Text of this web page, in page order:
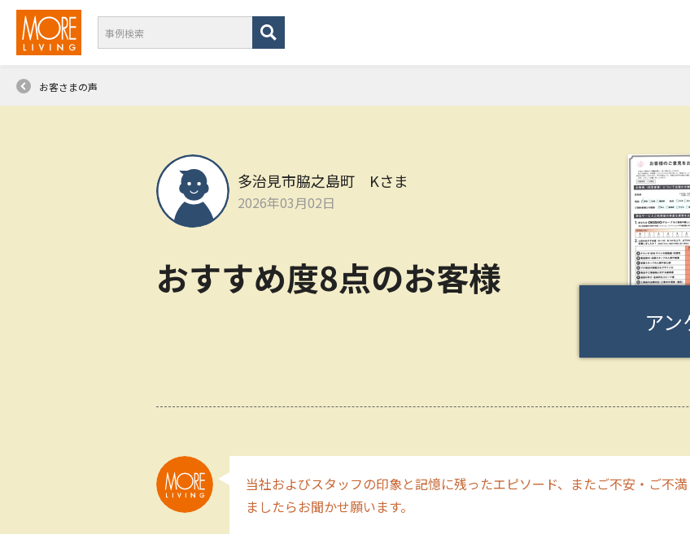
お客さまの声
多治見市脇之島町 Kさま
2026年03月02日
おすすめ度8点のお客様
ア
当社およびスタッフの印象と記憶に残ったエピソード、またご不安・ご不
ましたらお聞かせ願います。